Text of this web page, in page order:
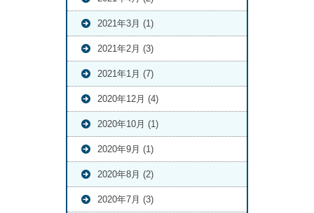
2021年3月 (1)
2021年2月 (3)
2021年1月 (7)
2020年12月 (4)
2020年10月 (1)
2020年9月 (1)
2020年8月 (2)
2020年7月 (3)